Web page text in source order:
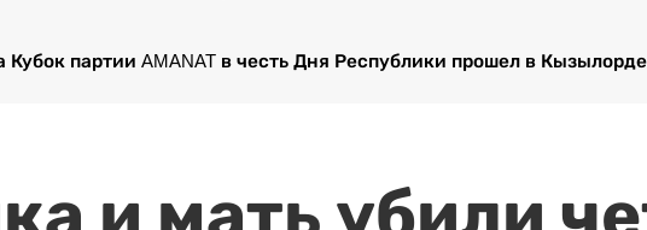
партии AMANAT в честь Дня Республики прошел в Кызылорде